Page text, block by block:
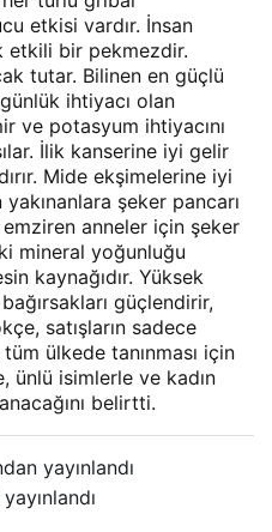
etkisi vardır. İnsan
etkili bir pekmezdir.
tutar. Bilinen en güçlü
ihtiyacı olan
ve potasyum ihtiyacını
İlik kanserine iyi gelir
Mide ekşimelerine iyi
şeker pancarı
anneler için şeker
mineral yoğunluğu
kaynağıdır. Yüksek
güçlendirir,
satışların sadece
tüm ülkede tanınması için
ünlü isimlerle ve kadın
belirtti.
yayınlandı
yayınlandı